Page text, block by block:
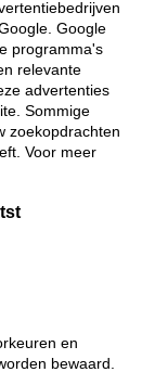
Google
programma's
relevante
advertenties
Sommige
zoekopdrachten
Voor meer
en
bewaard.